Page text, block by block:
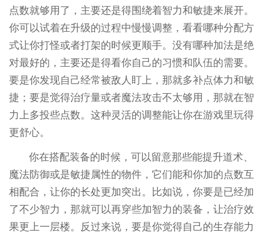
点数就够用了，主要还是得围绕着智力和敏捷来展开。
你可以试着在升级的过程中慢慢调整，看看哪种分配方
式让你打怪或者打架的时候更顺手。没有哪种加法是绝
对最好的，主要还是得看你自己的习惯和队伍的需要。
要是你发现自己经常被敌人盯上，那就多补点体力和敏
捷；要是觉得治疗量或者魔法攻击不太够用，那就在智
力上多投些点数。这种灵活的调整能让你在游戏里玩得
更舒心。
你在搭配装备的时候，可以留意那些能提升道术、
魔法防御或是敏捷属性的物件，它们能和你加的点数互
相配合，让你的长处更加突出。比如说，你要是已经加
了不少智力，那就可以再穿些加智力的装备，让治疗效
果更上一层楼。反过来说，要是你觉得自己的生存能力